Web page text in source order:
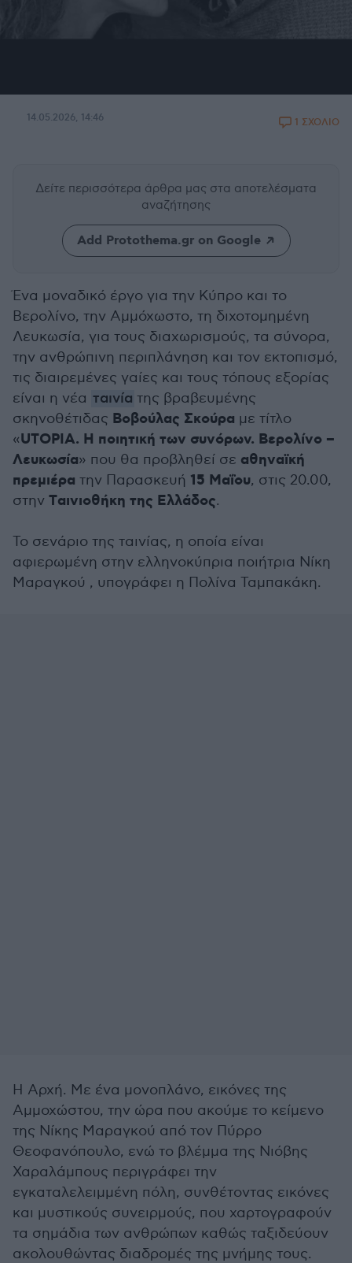
14.05.2026, 14:46 1 ΣΧΟΛΙΟ
Δείτε περισσότερα άρθρα μας στα αποτελέσματα
αναζήτησης
Add Protothema.gr on Google
Ένα μοναδικό έργο για την Κύπρο και το
Βερολίνο, την Αμμόχωστο, τη διχοτομημένη
Λευκωσία, για τους διαχωρισμούς, τα σύνορα,
την ανθρώπινη περιπλάνηση και τον εκτοπισμό,
τις διαιρεμένες γαίες και τους τόπους εξορίας
είναι η νέα ταινία της βραβευμένης
σκηνοθέτιδας Βοβούλας Σκούρα με τίτλο
«UTOPIA. Η ποιητική των συνόρων. Βερολίνο –
Λευκωσία» που θα προβληθεί σε αθηναϊκή
πρεμιέρα την Παρασκευή 15 Μαΐου, στις 20.00,
στην Tαινιοθήκη της Ελλάδος.
Το σενάριο της ταινίας, η οποία είναι
αφιερωμένη στην ελληνοκύπρια ποιήτρια Νίκη
Μαραγκού , υπογράφει η Πολίνα Ταμπακάκη.
Η Αρχή. Με ένα μονοπλάνο, εικόνες της
Αμμοχώστου, την ώρα που ακούμε το κείμενο
της Νίκης Μαραγκού από τον Πύρρο
Θεοφανόπουλο, ενώ το βλέμμα της Νιόβης
Χαραλάμπους περιγράφει την
εγκαταλελειμμένη πόλη, συνθέτοντας εικόνες
και μυστικούς συνειρμούς, που χαρτογραφούν
τα σημάδια των ανθρώπων καθώς ταξιδεύουν
ακολουθώντας διαδρομές της μνήμης τους.